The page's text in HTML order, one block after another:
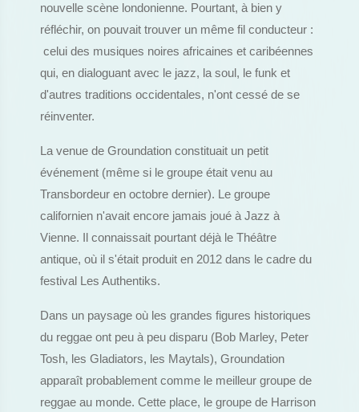
nouvelle scène londonienne. Pourtant, à bien y
réfléchir, on pouvait trouver un même fil conducteur :
celui des musiques noires africaines et caribéennes
qui, en dialoguant avec le jazz, la soul, le funk et
d'autres traditions occidentales, n'ont cessé de se
réinventer.
La venue de Groundation constituait un petit
événement (même si le groupe était venu au
Transbordeur en octobre dernier). Le groupe
californien n'avait encore jamais joué à Jazz à
Vienne. Il connaissait pourtant déjà le Théâtre
antique, où il s'était produit en 2012 dans le cadre du
festival Les Authentiks.
Dans un paysage où les grandes figures historiques
du reggae ont peu à peu disparu (Bob Marley, Peter
Tosh, les Gladiators, les Maytals), Groundation
apparaît probablement comme le meilleur groupe de
reggae au monde. Cette place, le groupe de Harrison